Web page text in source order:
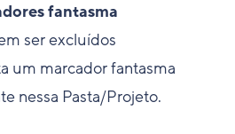
fantasma
ser excluídos
um marcador fantasma
nessa Pasta/Projeto.